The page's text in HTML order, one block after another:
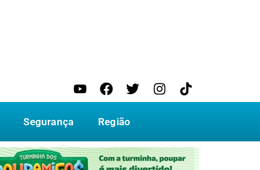
Segurança Região